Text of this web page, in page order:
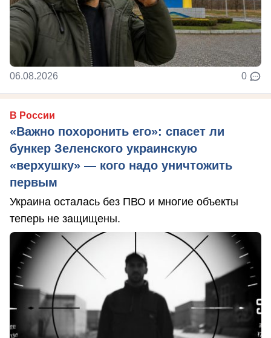
06.08.2026 0
В России
«Важно похоронить его»: спасет ли
бункер Зеленского украинскую
«верхушку» — кого надо уничтожить
первым
Украина осталась без ПВО и многие объекты
теперь не защищены.